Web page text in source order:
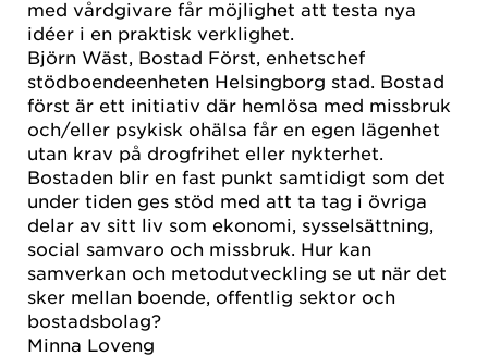
med vårdgivare får möjlighet att testa nya
idéer i en praktisk verklighet.
Björn Wäst, Bostad Först, enhetschef
stödboendeenheten Helsingborg stad. Bostad
först är ett initiativ där hemlösa med missbruk
och/eller psykisk ohälsa får en egen lägenhet
utan krav på drogfrihet eller nykterhet.
Bostaden blir en fast punkt samtidigt som det
under tiden ges stöd med att ta tag i övriga
delar av sitt liv som ekonomi, sysselsättning,
social samvaro och missbruk. Hur kan
samverkan och metodutveckling se ut när det
sker mellan boende, offentlig sektor och
bostadsbolag?
Minna Loveng